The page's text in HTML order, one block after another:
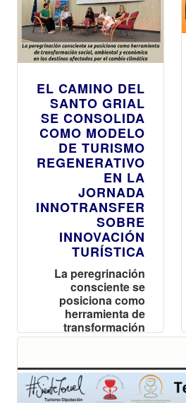
EL CAMINO DEL
SANTO GRIAL
SE CONSOLIDA
COMO MODELO
DE TURISMO
REGENERATIVO
EN LA
JORNADA
INNOTRANSFER
SOBRE
INNOVACIÓN
TURÍSTICA
La peregrinación
consciente se
posiciona como
herramienta de
transformación
social, ambiental y
destinos afectados
por el cambio
climático